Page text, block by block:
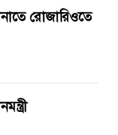
রোজারিওতে